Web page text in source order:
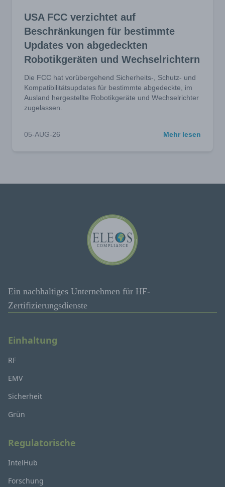
USA FCC verzichtet auf
Beschränkungen für bestimmte
Updates von abgedeckten
Robotikgeräten und Wechselrichtern
Die FCC hat vorübergehend Sicherheits-, Schutz- und
Kompatibilitätsupdates für bestimmte abgedeckte, im
Ausland hergestellte Robotikgeräte und Wechselrichter
zugelassen.
05-AUG-26 Mehr lesen
Ein nachhaltiges Unternehmen für HF-
Zertifizierungsdienste
Einhaltung
RF
EMV
Sicherheit
Grün
Regulatorische
IntelHub
Forschung